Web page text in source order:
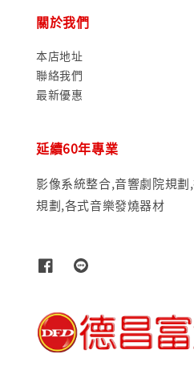
關於我們
本店地址
聯絡我們
最新優惠
延續60年專業
影像系統整合,音響劇院規
規劃,各式音樂發燒器材